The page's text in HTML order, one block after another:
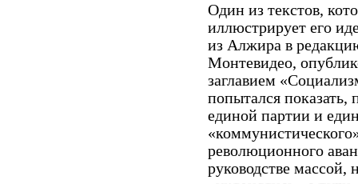
Один из текстов,
иллюстрирует его
из Алжира в
Монтевидео,
заглавием
попытался показать,
единой партии и
революционного
руководстве массой,